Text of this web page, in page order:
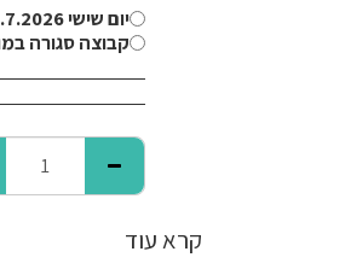
יום שישי 31.7.2026 10:00-14:00
קבוצה סגורה במועד
קרא עוד